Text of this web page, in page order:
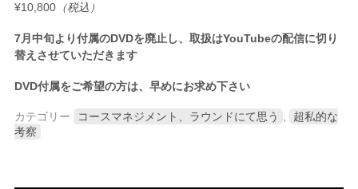
¥10,800（税込）
7月中旬より付属のDVDを廃止し、取扱はYouTubeの配信に切り
替えさせていただきます
DVD付属をご希望の方は、早めにお求め下さい
カテゴリー コースマネジメント、ラウンドにて思う
超私的な
考察